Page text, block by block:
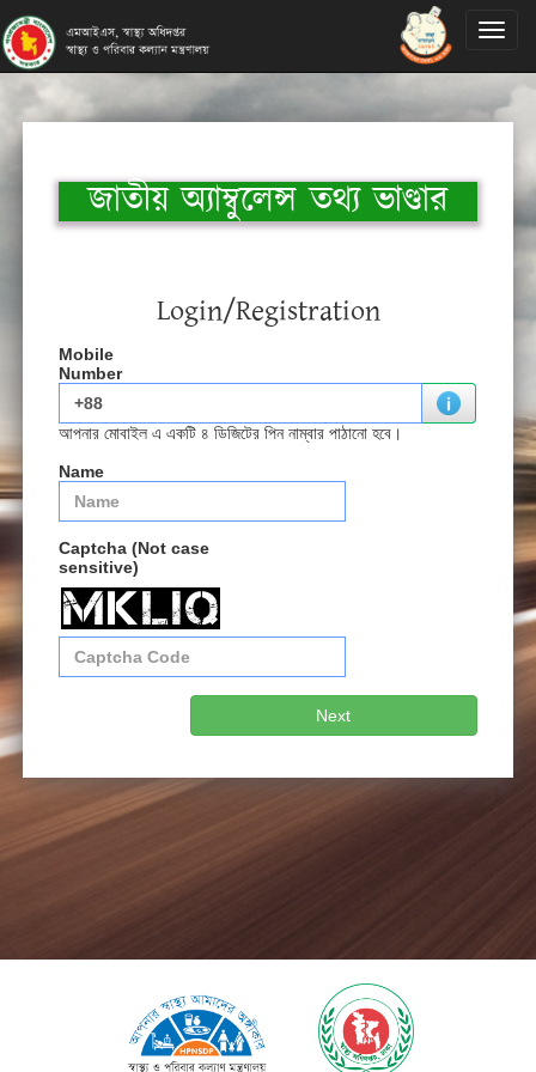
Toggle
জাতীয় অ্যাম্বুলেন্স তথ্য ভাণ্ডার
Login/Registration
Mobile
Number
আপনার মোবাইল এ একটি ৪ ডিজিটের পিন নাম্বার পাঠানো হবে।
Name
Captcha (Not case
sensitive)